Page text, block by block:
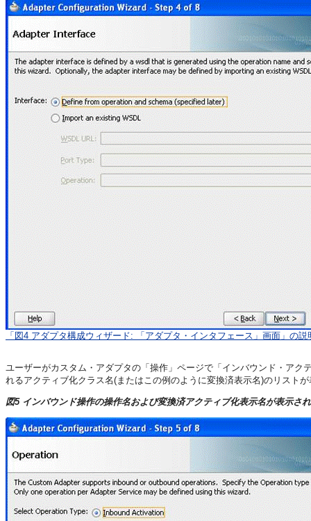
「図4 アダプタ構成ウィザード: 「アダプタ・インタフェース」画面」の説
ユーザーがカスタム・アダプタの「操作」ページで「インバウンド・アク
れるアクティブ化クラス名(またはこの例のように変換済表示名)のリスト
図5 インバウンド操作の操作名および変換済アクティブ化表示名が表示さ